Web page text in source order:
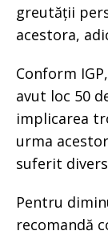
greutății
acestora,
Conform
avut loc 50
implicarea
urma
suferit
Pentru
recomandă